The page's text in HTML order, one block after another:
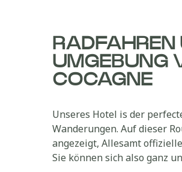
RADFAHREN
UMGEBUNG
COCAGNE
Unseres Hotel is der
Wanderungen. Auf dieser
angezeigt, Allesamt
Sie können sich also ganz